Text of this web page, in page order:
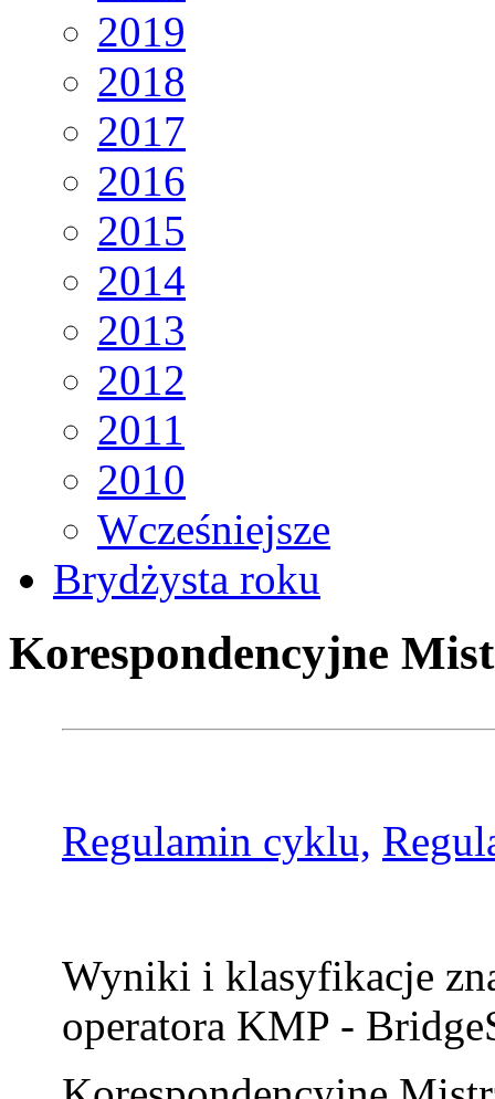
2019
2018
2017
2016
2015
2014
2013
2012
2011
2010
Wcześniejsze
Brydżysta roku
Korespondencyjne
Regulamin cyklu,
Wyniki i klasyfikacje
operatora KMP -